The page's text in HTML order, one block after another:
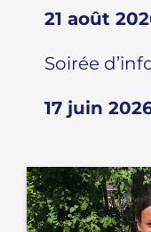
21 août
Soirée
17 juin